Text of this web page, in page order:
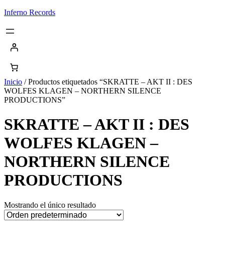
Saltar
contenido
Inferno Records
Inicio / Productos etiquetados “SKRATTE – AKT II : DES
WOLFES KLAGEN – NORTHERN SILENCE
PRODUCTIONS”
SKRATTE – AKT II : DES
WOLFES KLAGEN –
NORTHERN SILENCE
PRODUCTIONS
Mostrando el único resultado